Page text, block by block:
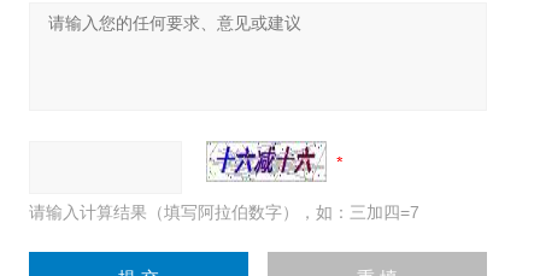
请输入计算结果（填写阿拉伯数字），如：三加四=7